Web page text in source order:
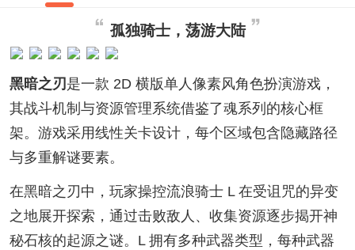
孤独骑士，荡游大陆
黑暗之刃 是一款 2D 横版单人像素风角色扮演游戏，
其战斗机制与资源管理系统借鉴了魂系列的核心框
架。游戏采用线性关卡设计，每个区域包含隐藏路径
与多重解谜要素。
在黑暗之刃中，玩家操控流浪骑士 L 在受诅咒的异变
之地展开探索，通过击败敌人、收集资源逐步揭开神
秘石核的起源之谜。L 拥有多种武器类型，每种武器